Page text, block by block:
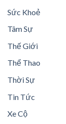
Sức Khoẻ
Tâm Sự
Thế Giới
Thể Thao
Thời Sự
Tin Tức
Xe Cộ